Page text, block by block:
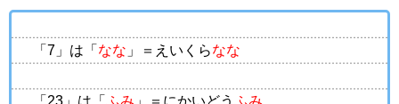
「7」は「 なな 」＝えいくらなな
「23」は「 ふみ 」＝にかいどう ふみ